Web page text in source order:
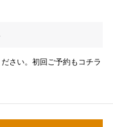
さい。初回ご予約もコチラ